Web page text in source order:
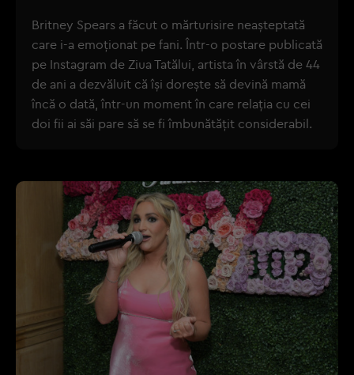
Britney Spears a făcut o mărturisire neașteptată
care i-a emoționat pe fani. Într-o postare publicată
pe Instagram de Ziua Tatălui, artista în vârstă de 44
de ani a dezvăluit că își dorește să devină mamă
încă o dată, într-un moment în care relația cu cei
doi fii ai săi pare să se fi îmbunătățit considerabil.